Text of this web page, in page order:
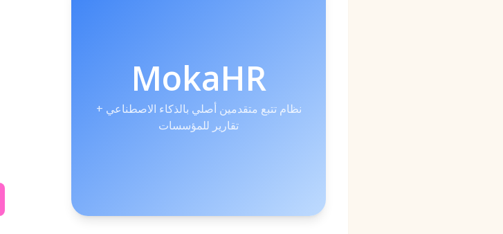
MokaHR
نظام تتبع متقدمين أصلي بالذكاء الاصطناعي +
تقارير للمؤسسات